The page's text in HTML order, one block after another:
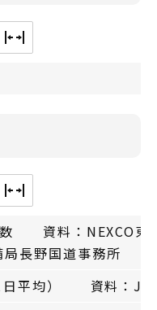
資料：NEXCO東
長野国道事務所
日平均） 資料：JR